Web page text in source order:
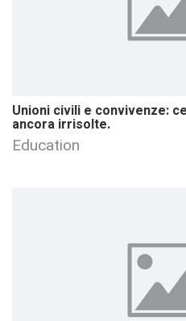
Unioni civili e convivenze:
ancora irrisolte.
Education